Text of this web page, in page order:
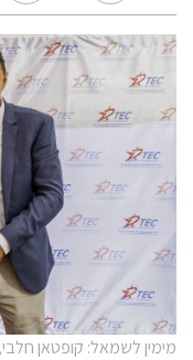
מימין לשמאל: קופטאן